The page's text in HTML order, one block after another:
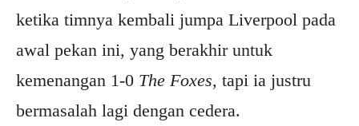
ketika timnya kembali jumpa Liverpool pada
awal pekan ini, yang berakhir untuk
kemenangan 1-0 The Foxes, tapi ia justru
bermasalah lagi dengan cedera.